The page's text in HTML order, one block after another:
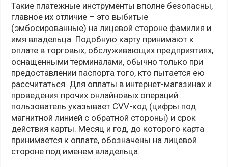
Такие платежные инструменты вполне безопасны,
главное их отличие – это выбитые
(эмбосированные) на лицевой стороне фамилия и
имя владельца. Подобную карту принимают к
оплате в торговых, обслуживающих предприятиях,
оснащенными терминалами, обычно только при
предоставлении паспорта того, кто пытается ею
рассчитаться. Для оплаты в интернет-магазинах и
проведения прочих онлайновых операций
пользователь указывает CVV-код (цифры под
магнитной линией с обратной стороны) и срок
действия карты. Месяц и год, до которого карта
принимается к оплате, обозначены на лицевой
стороне под именем владельца.